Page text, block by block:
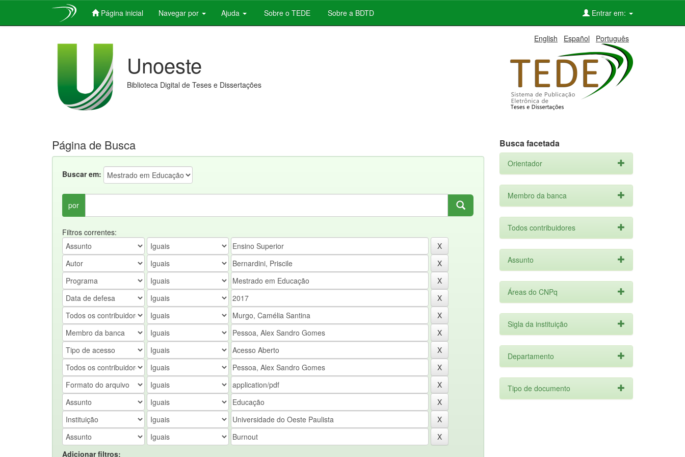
Página inicial Navegar por Ajuda Sobre o TEDE Sobre a BDTD Entrar em:
English Español Português
Unoeste
Biblioteca Digital de Teses e Dissertações
Página de Busca
Buscar em:
por
Filtros correntes:
Adicionar filtros:
Busca facetada
Orientador
Membro da banca
Todos contribuidores
Assunto
Áreas do CNPq
Sigla da instituição
Departamento
Tipo de documento